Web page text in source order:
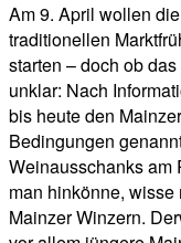
Am 9. April wollen
traditionellen
starten – doch ob
unklar: Nach
bis heute den
Bedingungen
Weinausschanks am
man hinkönne,
Mainzer Winzern.